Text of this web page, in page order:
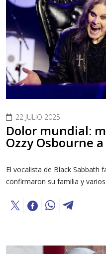
22 JULIO 2025
Dolor mundial:
Ozzy Osbourne
El vocalista de Black Sabbath
confirmaron su familia y